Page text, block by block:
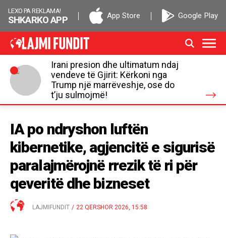
LEXO PA REKLAMA!
SHKARKO APP App Store Google Play
Irani presion dhe ultimatum ndaj
vendeve të Gjirit: Kërkoni nga
Trump një marrëveshje, ose do
t’ju sulmojmë!
IA po ndryshon luftën
kibernetike, agjencitë e sigurisë
paralajmërojnë rrezik të ri për
qeveritë dhe bizneset
LAJMIFUNDIT / 22 QERSHOR 2026, 15:58